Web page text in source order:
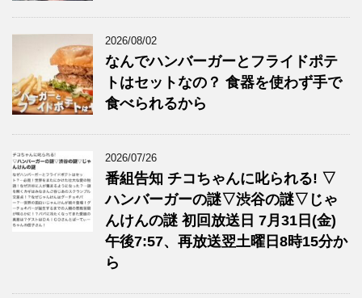
2026/08/02
なんでハンバーガーとフライドポテ
トはセットなの？ 食器を使わず手で
食べられるから
2026/07/26
番組告知 チコちゃんに叱られる! ▽
ハンバーガーの謎▽渋谷の謎▽じゃ
んけんの謎 初回放送日 7月31日(金)
午後7:57、再放送翌土曜日8時15分か
ら